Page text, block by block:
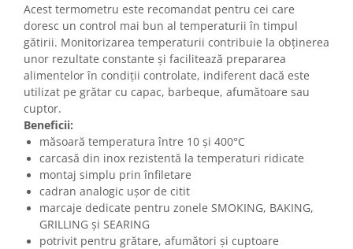
Acest termometru este recomandat pentru cei care
doresc un control mai bun al temperaturii în timpul
gătirii. Monitorizarea temperaturii contribuie la obținerea
unor rezultate constante și facilitează prepararea
alimentelor în condiții controlate, indiferent dacă este
utilizat pe grătar cu capac, barbeque, afumătoare sau
cuptor.
Beneficii:
măsoară temperatura între 10 și 400°C
carcasă din inox rezistentă la temperaturi ridicate
montaj simplu prin înfiletare
cadran analogic ușor de citit
marcaje dedicate pentru zonele SMOKING, BAKING,
GRILLING și SEARING
potrivit pentru grătare, afumători și cuptoare